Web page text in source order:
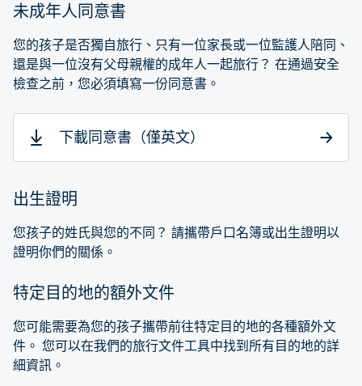
未成年人同意書
您的孩子是否獨自旅行、只有一位家長或一位監護人陪同、
還是與一位沒有父母親權的成年人一起旅行？ 在通過安全
檢查之前，您必須填寫一份同意書。
下載同意書（僅英文）
出生證明
您孩子的姓氏與您的不同？ 請攜帶戶口名簿或出生證明以
證明你們的關係。
特定目的地的額外文件
您可能需要為您的孩子攜帶前往特定目的地的各種額外文
件。 您可以在我們的旅行文件工具中找到所有目的地的詳
細資訊。